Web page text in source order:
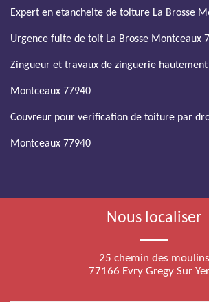
Expert en etancheite de toiture La Brosse
Urgence fuite de toit La Brosse Montceaux
Zingueur et travaux de zinguerie
Montceaux 77940
Couvreur pour verification de toiture par
Montceaux 77940
Nous localiser
25 chemin des moulins
77166 Evry Gregy Sur